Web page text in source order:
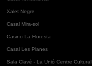
Xalet Negre
Casal Mira-sol
Casino La Floresta
Casal Les Planes
Sala Clavé - La Unió Centre Cultural